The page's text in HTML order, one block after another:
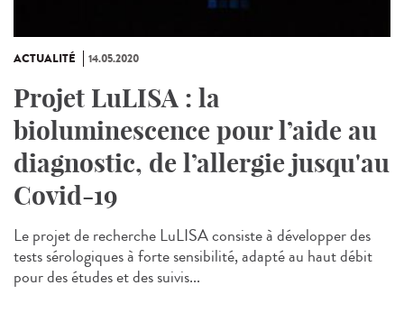
ACTUALITÉ 14.05.2020
Projet LuLISA : la
bioluminescence pour l’aide au
diagnostic, de l’allergie jusqu'au
Covid-19
Le projet de recherche LuLISA consiste à développer des
tests sérologiques à forte sensibilité, adapté au haut débit
pour des études et des suivis...